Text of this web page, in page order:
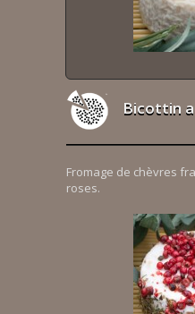
Bicottin
Fromage de chèvres
roses.